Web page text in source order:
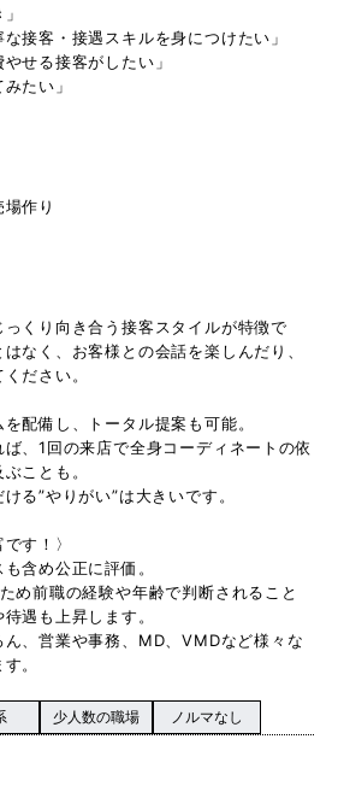
接客・接遇スキルを身につけたい」
せる接客がしたい」
たい」
作り
くり向き合う接客スタイルが特徴で
なく、お客様との会話を楽しんだり、
ださい。
配備し、トータル提案も可能。
、1回の来店で全身コーディネートの依
ことも。
る”やりがい”は大きいです。
す！〉
含め公正に評価。
め前職の経験や年齢で判断されること
遇も上昇します。
、営業や事務、MD、VMDなど様々な
。
少人数の職場 ノルマなし